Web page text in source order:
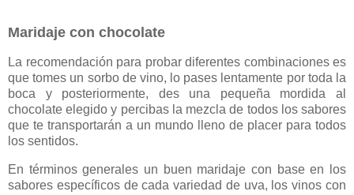
Maridaje con chocolate
La recomendación para probar diferentes combinaciones es
que tomes un sorbo de vino, lo pases lentamente por toda la
boca y posteriormente, des una pequeña mordida al
chocolate elegido y percibas la mezcla de todos los sabores
que te transportarán a un mundo lleno de placer para todos
los sentidos.
En términos generales un buen maridaje con base en los
sabores específicos de cada variedad de uva, los vinos con